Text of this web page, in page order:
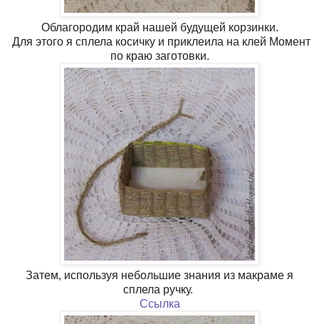
Облагородим край нашей будущей корзинки.
Для этого я сплела косичку и приклеила на клей Момент
по краю заготовки.
Затем, используя небольшие знания из макраме я
сплела ручку.
Ссылка